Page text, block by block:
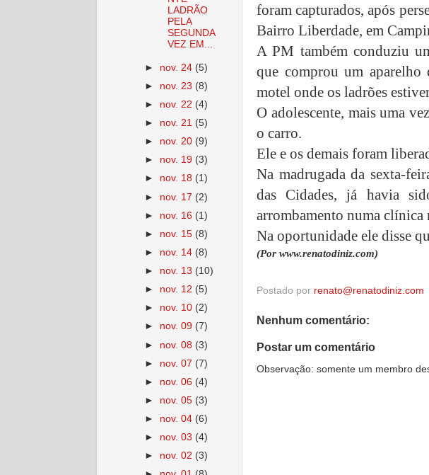
foram capturados, após
Bairro Liberdade, em
A PM também conduziu
que comprou um
motel onde os ladrões
O adolescente, mais uma
o carro.
Ele e os demais foram
Na madrugada da sexta-
das Cidades, já havia
arrombamento numa
Na oportunidade ele disse
(Por www.renatodiniz.com)
Postado por renato@renatodiniz.com
Nenhum comentário:
Postar um comentário
Observação: somente um membro
LADRÃO
PELA
SEGUNDA
VEZ EM...
► nov. 24 (5)
► nov. 23 (8)
► nov. 22 (4)
► nov. 21 (5)
► nov. 20 (9)
► nov. 19 (3)
► nov. 18 (1)
► nov. 17 (2)
► nov. 16 (1)
► nov. 15 (8)
► nov. 14 (8)
► nov. 13 (10)
► nov. 12 (5)
► nov. 10 (2)
► nov. 09 (7)
► nov. 08 (3)
► nov. 07 (7)
► nov. 06 (4)
► nov. 05 (3)
► nov. 04 (6)
► nov. 03 (4)
► nov. 02 (3)